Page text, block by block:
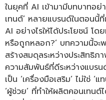
ในยุคที่ AI เข้ามามีบทบาทอย่
เทนต์’ หลายแบรนด์ในตอนนี้
AI อย่างไรให้ได้ประโยชน์ โ
หรือถูกหลอก?’ บทความนี้จะ
สร้างสมดุลระหว่างประสิทธิภ
ความสัมพันธ์ที่ดีระหว่างแบรน
เป็น ‘เครื่องมือเสริม’ ไม่ใช่
‘ผู้ช่วย’ ที่ทำให้ผลิตคอนเทนต์